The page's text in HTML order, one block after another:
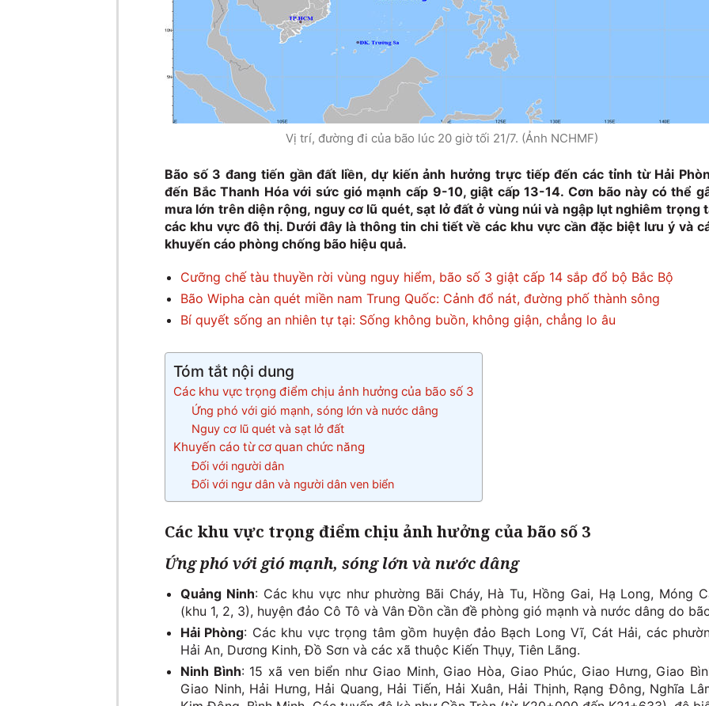
Vị trí, đường đi của bão lúc 20 giờ tối 21/7. (Ảnh NCHMF)
Bão số 3 đang tiến gần đất liền, dự kiến ảnh hưởng trực tiếp đến các tỉnh từ Hải
đến Bắc Thanh Hóa với sức gió mạnh cấp 9-10, giật cấp 13-14. Cơn bão này có thể
mưa lớn trên diện rộng, nguy cơ lũ quét, sạt lở đất ở vùng núi và ngập lụt nghiêm trọng
các khu vực đô thị. Dưới đây là thông tin chi tiết về các khu vực cần đặc biệt lưu ý và
khuyến cáo phòng chống bão hiệu quả.
Cưỡng chế tàu thuyền rời vùng nguy hiểm, bão số 3 giật cấp 14 sắp đổ bộ Bắc Bộ
Bão Wipha càn quét miền nam Trung Quốc: Cảnh đổ nát, đường phố thành sông
Bí quyết sống an nhiên tự tại: Sống không buồn, không giận, chẳng lo âu
Tóm tắt nội dung
Các khu vực trọng điểm chịu ảnh hưởng của bão số 3
Ứng phó với gió mạnh, sóng lớn và nước dâng
Nguy cơ lũ quét và sạt lở đất
Khuyến cáo từ cơ quan chức năng
Đối với người dân
Đối với ngư dân và người dân ven biển
Các khu vực trọng điểm chịu ảnh hưởng của bão số 3
Ứng phó với gió mạnh, sóng lớn và nước dâng
Quảng Ninh: Các khu vực như phường Bãi Cháy, Hà Tu, Hồng Gai, Hạ Long, Móng
(khu 1, 2, 3), huyện đảo Cô Tô và Vân Đồn cần đề phòng gió mạnh và nước dâng do
Hải Phòng: Các khu vực trọng tâm gồm huyện đảo Bạch Long Vĩ, Cát Hải, các
Hải An, Dương Kinh, Đồ Sơn và các xã thuộc Kiến Thụy, Tiên Lãng.
Ninh Bình: 15 xã ven biển như Giao Minh, Giao Hòa, Giao Phúc, Giao Hưng, Giao
Giao Ninh, Hải Hưng, Hải Quang, Hải Tiến, Hải Xuân, Hải Thịnh, Rạng Đông, Nghĩa